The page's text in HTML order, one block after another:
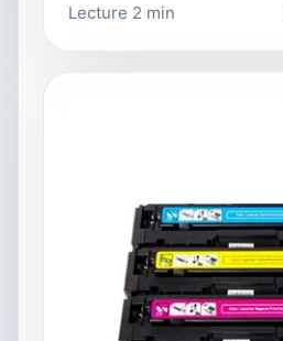
Lecture 2 min